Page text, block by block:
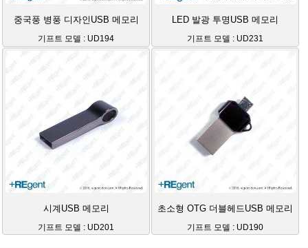
중국풍 병풍 디자인USB 메모리
기프트 모델 : UD194
LED 발광 투명USB 메모리
기프트 모델 : UD231
시계USB 메모리
기프트 모델 : UD201
초소형 OTG 더블헤드USB 메모리
기프트 모델 : UD190